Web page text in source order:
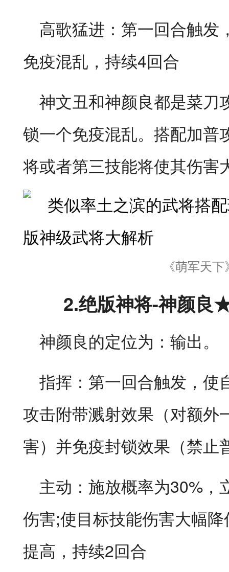
高歌猛进：第一回合触发
免疫混乱，持续4回合
神文丑和神颜良都是菜刀
锁一个免疫混乱。搭配加普
将或者第三技能将使其伤害
《萌军天
2.绝版神将-神
神颜良的定位为：输出。
指挥：第一回合触发，使
攻击附带溅射效果（对额外
害）并免疫封锁效果（禁止
主动：施放概率为30%，
伤害;使目标技能伤害大幅
提高，持续2回合